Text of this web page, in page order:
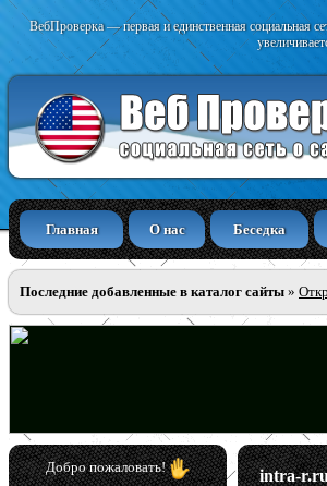
ВебПроверка — первая и единственная социальная
Главная О нас Беседка
Последние добавленные в каталог сайты »
Добро пожаловать! intra-